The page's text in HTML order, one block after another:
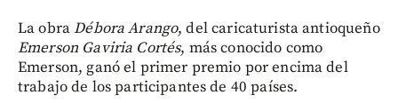
La obraDébora Arango, del caricaturista antioqueño
Emerson Gaviria Cortés, más conocido como
Emerson, ganó el primer premio por encima del
trabajo de los participantes de 40 países.